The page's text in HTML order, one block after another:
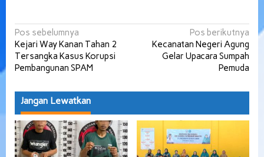
Navigasi
pos
Pos sebelumnya
Kejari Way Kanan Tahan 2
Tersangka Kasus Korupsi
Pembangunan SPAM
Pos berikutnya
Kecanatan Negeri Agung
Gelar Upacara Sumpah
Pemuda
Jangan Lewatkan